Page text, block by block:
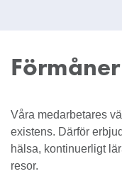
Förmåner
Våra medarbetares
existens. Därför
hälsa, kontinuerligt
resor.